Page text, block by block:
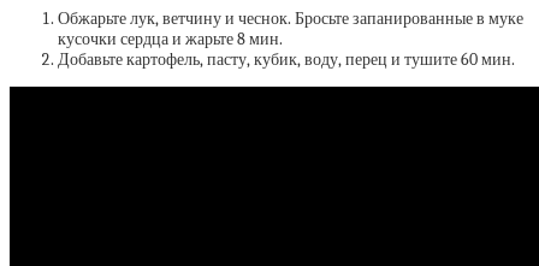
Обжарьте лук, ветчину и чеснок. Бросьте запанированные в муке
кусочки сердца и жарьте 8 мин.
Добавьте картофель, пасту, кубик, воду, перец и тушите 60 мин.